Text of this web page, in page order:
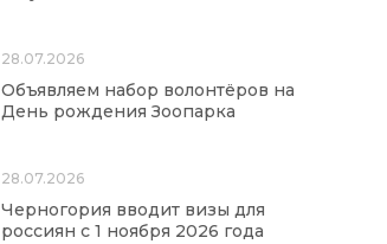
28.07.2026
Объявляем набор волонтёров на
День рождения Зоопарка
28.07.2026
Черногория вводит визы для
россиян с 1 ноября 2026 года